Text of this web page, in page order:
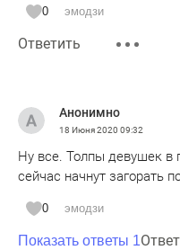
0 эмодзи
Ответить
Анонимно
18 Июня 2020 09:32
Ну все. Толпы девушек в
сейчас начнут загорать
0 эмодзи
Показать ответы 1